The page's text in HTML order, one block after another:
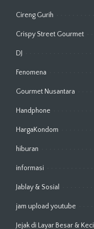
Cireng Gurih
Crispy Street Gourmet
DJ
Fenomena
Gourmet Nusantara
Handphone
HargaKondom
hiburan
informasi
Jablay & Sosial
jam upload youtube
Jejak di Layar Besar & Kecil